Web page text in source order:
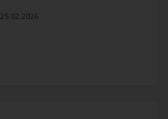
25.02.2026